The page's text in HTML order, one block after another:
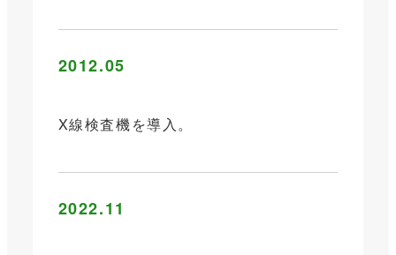
2012.05
X線検査機を導入。
2022.11